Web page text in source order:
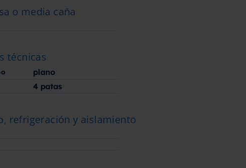
o media caña
técnicas
plano
4 patas
refrigeración y aislamiento